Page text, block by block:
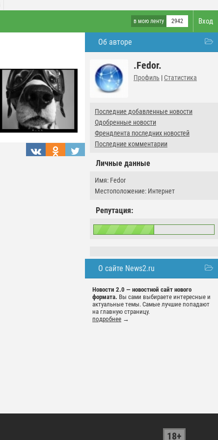
Вход
в мою ленту 2942
Об авторе
.Fedor.
Профиль | Статистика
Последние добавленные новости
Одобренные новости
Френдлента последних новостей
Последние комментарии
Личные данные
Имя: Fedor
Местоположение: Интернет
Репутация:
О сайте News2.ru
Новости 2.0 — новостной сайт нового
формата. Вы сами выбираете интересные и
актуальные темы. Самые лучшие попадают
на главную страницу.
подробнее →
18+